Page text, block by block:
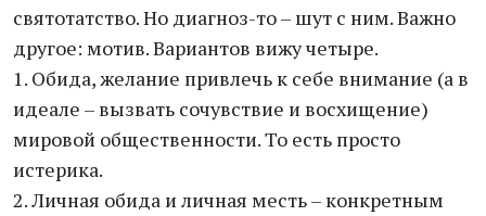
святотатство. Но диагноз-то – шут с ним. Важно
другое: мотив. Вариантов вижу четыре.
1. Обида, желание привлечь к себе внимание (а в
идеале – вызвать сочувствие и восхищение)
мировой общественности. То есть просто
истерика.
2. Личная обида и личная месть – конкретным